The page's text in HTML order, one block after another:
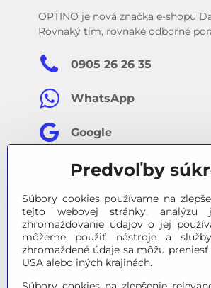
OPTINO je nová značka e-shopu
Rovnaký tím, rovnaké odborné
0905 26 26 35
WhatsApp
Google
Facebook
Predvoľby
Súbory cookies používame na
tejto webovej stránky, analýzu
zhromažďovanie údajov o jej
môžeme použiť nástroje a
zhromaždené údaje sa môžu
USA alebo iných krajinách.